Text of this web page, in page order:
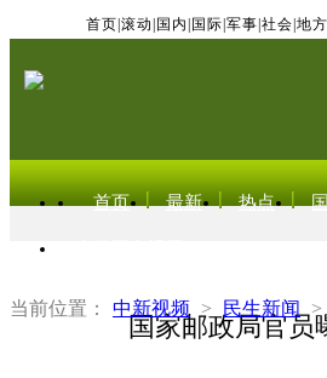
首页 滚动 国内 国际 军事 社会 地方
首页 最新 热点
当前位置： 中新视频 > 民生新闻 >
国家邮政局官员